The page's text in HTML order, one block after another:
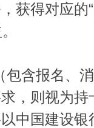
获得对应的
包含报名、
，则视为
中国建设